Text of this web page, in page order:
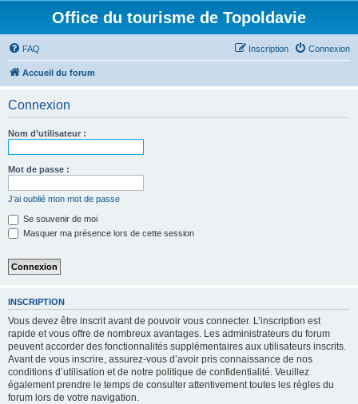
Office du tourisme de Topoldavie
FAQ Connexion
Inscription
Accueil du forum
Connexion
Nom d’utilisateur :
Mot de passe :
J’ai oublié mon mot de passe
Se souvenir de moi
Masquer ma présence lors de cette session
INSCRIPTION
Vous devez être inscrit avant de pouvoir vous connecter. L’inscription est
rapide et vous offre de nombreux avantages. Les administrateurs du forum
peuvent accorder des fonctionnalités supplémentaires aux utilisateurs inscrits.
Avant de vous inscrire, assurez-vous d’avoir pris connaissance de nos
conditions d’utilisation et de notre politique de confidentialité. Veuillez
également prendre le temps de consulter attentivement toutes les règles du
forum lors de votre navigation.